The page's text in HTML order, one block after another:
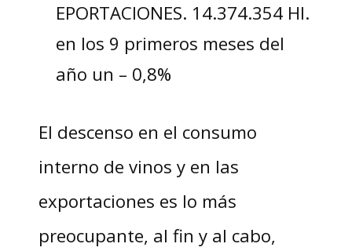
EPORTACIONES. 14.374.354 Hl.
en los 9 primeros meses del
año un – 0,8%
El descenso en el consumo
interno de vinos y en las
exportaciones es lo más
preocupante, al fin y al cabo,